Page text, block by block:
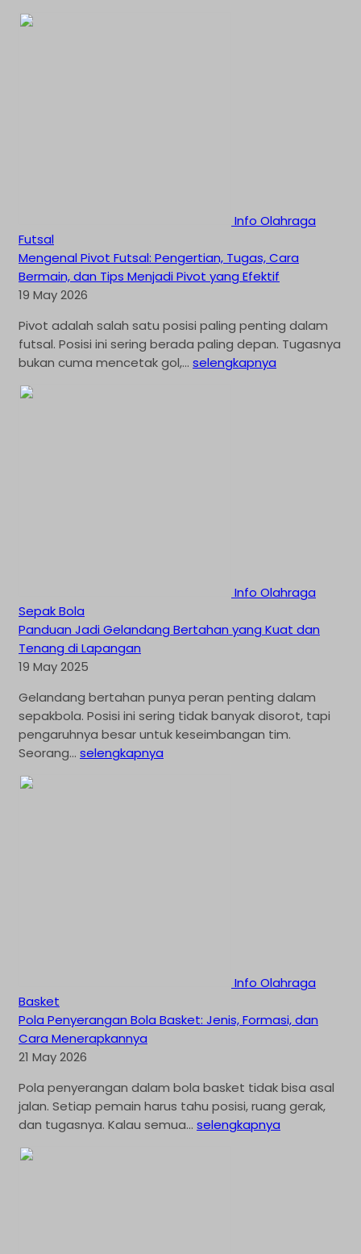
Info Olahraga
Futsal
Mengenal Pivot Futsal: Pengertian, Tugas, Cara
Bermain, dan Tips Menjadi Pivot yang Efektif
19 May 2026
Pivot adalah salah satu posisi paling penting dalam
futsal. Posisi ini sering berada paling depan. Tugasnya
bukan cuma mencetak gol,... selengkapnya
Info Olahraga
Sepak Bola
Panduan Jadi Gelandang Bertahan yang Kuat dan
Tenang di Lapangan
19 May 2025
Gelandang bertahan punya peran penting dalam
sepakbola. Posisi ini sering tidak banyak disorot, tapi
pengaruhnya besar untuk keseimbangan tim.
Seorang... selengkapnya
Info Olahraga
Basket
Pola Penyerangan Bola Basket: Jenis, Formasi, dan
Cara Menerapkannya
21 May 2026
Pola penyerangan dalam bola basket tidak bisa asal
jalan. Setiap pemain harus tahu posisi, ruang gerak,
dan tugasnya. Kalau semua... selengkapnya